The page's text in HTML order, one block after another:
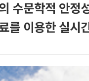
수문학적 안정
를 이용한 실시